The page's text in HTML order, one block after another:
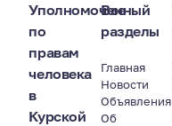
Уполномоченный
по
правам
человека
в
Курской
Все
разделы
Главная
Новости
Объявления
Об